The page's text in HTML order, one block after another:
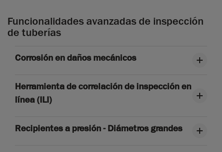
Funcionalidades avanzadas de inspección
de tuberías
Corrosión en daños mecánicos
Herramienta de correlación de inspección en
línea (ILI)
Recipientes a presión - Diámetros grandes